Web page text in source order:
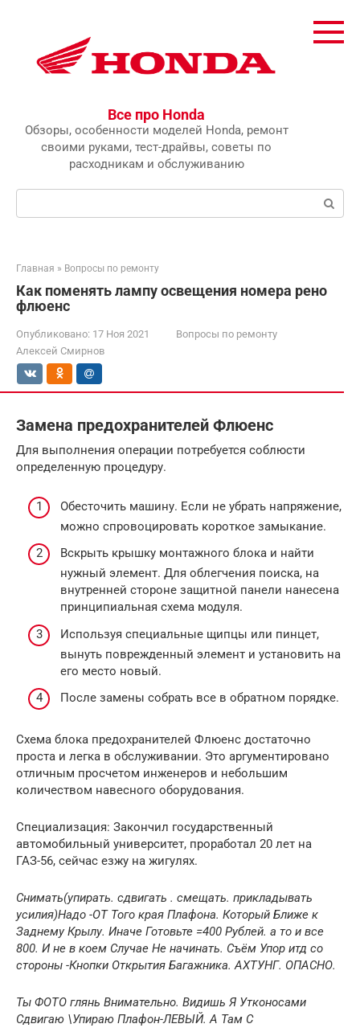
Все про Honda
Обзоры, особенности моделей Honda, ремонт
своими руками, тест-драйвы, советы по
расходникам и обслуживанию
Главная » Вопросы по ремонту
Как поменять лампу освещения номера рено
флюенс
Опубликовано: 17 Ноя 2021
Вопросы по ремонту
Алексей Смирнов
Замена предохранителей Флюенс
Для выполнения операции потребуется соблюсти
определенную процедуру.
Обесточить машину. Если не убрать напряжение,
можно спровоцировать короткое замыкание.
Вскрыть крышку монтажного блока и найти
нужный элемент. Для облегчения поиска, на
внутренней стороне защитной панели нанесена
принципиальная схема модуля.
Используя специальные щипцы или пинцет,
вынуть поврежденный элемент и установить на
его место новый.
После замены собрать все в обратном порядке.
Схема блока предохранителей Флюенс достаточно
проста и легка в обслуживании. Это аргументировано
отличным просчетом инженеров и небольшим
количеством навесного оборудования.
Специализация: Закончил государственный
автомобильный университет, проработал 20 лет на
ГАЗ-56, сейчас езжу на жигулях.
Снимать(упирать. сдвигать . смещать. прикладывать
усилия)Надо -ОТ Того края Плафона. Который Ближе к
Заднему Крылу. Иначе Готовьте =400 Рублей. а то и все
800. И не в коем Случае Не начинать. Съём Упор итд со
стороны -Кнопки Открытия Багажника. АХТУНГ. ОПАСНО.
Ты ФОТО глянь Внимательно. Видишь Я Утконосами
Сдвигаю \Упираю Плафон-ЛЕВЫЙ. А Там С